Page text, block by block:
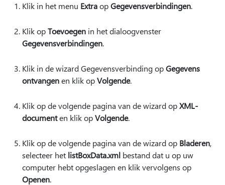
Klik in het menu ExtraopGegevensverbindingen.
Klik opToevoegen in het dialoogvenster
Gegevensverbindingen.
Klik in de wizard Gegevensverbinding opGegevens
ontvangenen klik opVolgende.
Klik op de volgende pagina van de wizard opXML-
documenten klik opVolgende.
Klik op de volgende pagina van de wizard op Bladeren,
selecteer het listBoxData.xml bestand dat u op uw
computer hebt opgeslagen en klik vervolgens op
Openen.